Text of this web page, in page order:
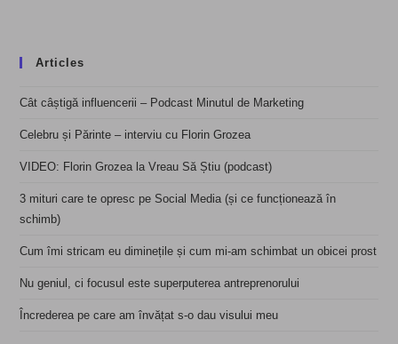
Articles
Cât câștigă influencerii – Podcast Minutul de Marketing
Celebru și Părinte – interviu cu Florin Grozea
VIDEO: Florin Grozea la Vreau Să Știu (podcast)
3 mituri care te opresc pe Social Media (și ce funcționează în
schimb)
Cum îmi stricam eu diminețile și cum mi-am schimbat un obicei prost
Nu geniul, ci focusul este superputerea antreprenorului
Încrederea pe care am învățat s-o dau visului meu